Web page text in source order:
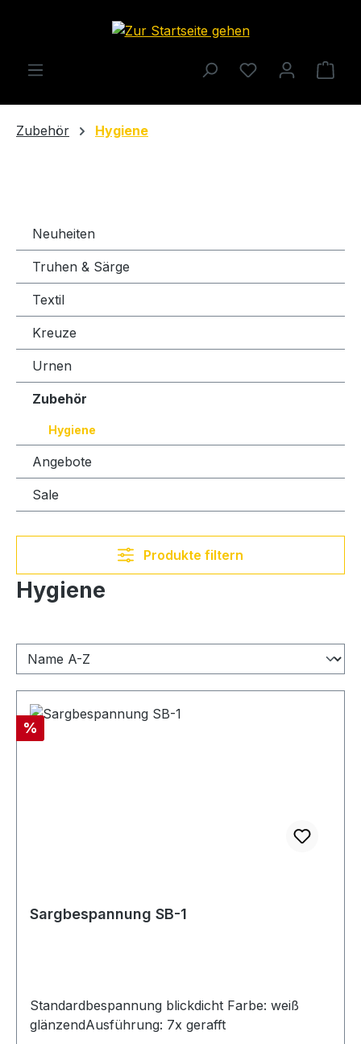
Zum Hauptinhalt springen
Zubehör Hygiene
Neuheiten
Truhen & Särge
Textil
Kreuze
Urnen
Zubehör
Hygiene
Angebote
Sale
Produkte filtern
Hygiene
Rabatt
%
Sargbespannung SB-1
Standardbespannung blickdicht Farbe: weiß
glänzendAusführung: 7x gerafft